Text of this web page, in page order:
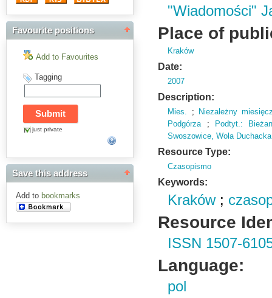
Favourite positions
Add to Favourites
Tagging
just private
Save this address
Add to bookmarks
"Wiadomości"
Place of
Kraków
Date:
2007
Description:
Mies. ;
Niezależny
Podgórza; Podtyt.:
Swoszowice, Wola
Resource Type:
Czasopismo
Keywords:
Kraków;
Resource
ISSN 1507-
Language:
pol